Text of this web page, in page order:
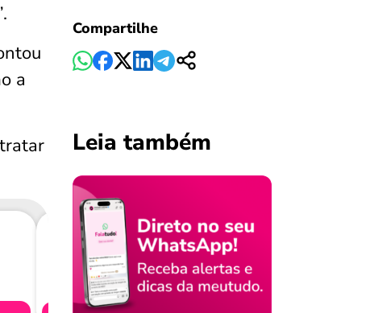
a
Compartilhe
Leia também